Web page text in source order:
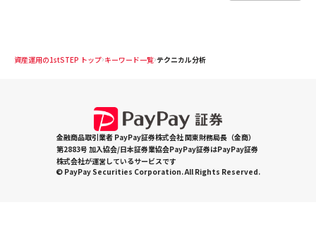
資産運用の1stSTEP トップ キーワード一覧 テクニカル分析
金融商品取引業者 PayPay証券株式会社 関東財務局長（金商）
第2883号 加入協会/日本証券業協会PayPay証券はPayPay証券
株式会社が運営しているサービスです
© PayPay Securities Corporation. All Rights Reserved.